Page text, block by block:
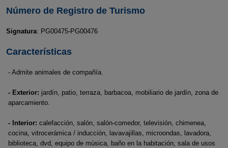
Número de Registro de Turismo
Signatura: PG00475-PG00476
Características
- Admite animales de compañía.
- Exterior: jardín, patio, terraza, barbacoa, mobiliario de jardín, zona de
aparcamiento.
- Interior: calefacción, salón, salón-comedor, televisión, chimenea,
cocina, vitrocerámica / inducción, lavavajillas, microondas, lavadora,
biblioteca, dvd, equipo de música, baño en la habitación, sala de usos